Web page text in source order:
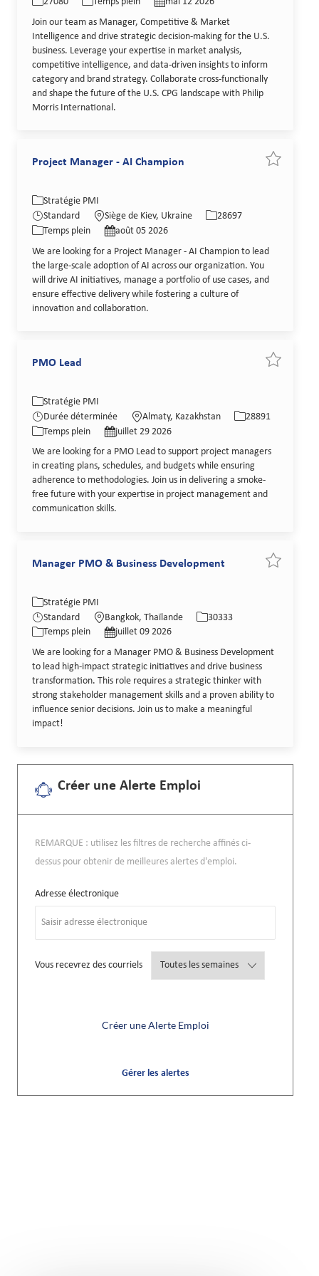
Join our team as Manager, Competitive & Market
Intelligence and drive strategic decision-making for the U.S.
business. Leverage your expertise in market analysis,
competitive intelligence, and data-driven insights to inform
category and brand strategy. Collaborate cross-functionally
and shape the future of the U.S. CPG landscape with Philip
Morris International.
Project Manager - AI Champion
Catégorie
Stratégie PMI
Standard
Lieu
Siège de Kiev, Ukraine
28697
Type de poste
Temps plein
Date de publication
août 05 2026
We are looking for a Project Manager - AI Champion to lead
the large-scale adoption of AI across our organization. You
will drive AI initiatives, manage a portfolio of use cases, and
ensure effective delivery while fostering a culture of
innovation and collaboration.
PMO Lead
Catégorie
Stratégie PMI
Durée déterminée
Almaty, Kazakhstan
28891
Type de poste
Temps plein
Date de publication
juillet 29 2026
We are looking for a PMO Lead to support project managers
in creating plans, schedules, and budgets while ensuring
adherence to methodologies. Join us in delivering a smoke-
free future with your expertise in project management and
communication skills.
Manager PMO & Business Development
Catégorie
Stratégie PMI
Standard
Lieu
Bangkok, Thaïlande
30333
Type de poste
Temps plein
Date de publication
juillet 09 2026
We are looking for a Manager PMO & Business Development
to lead high-impact strategic initiatives and drive business
transformation. This role requires a strategic thinker with
strong stakeholder management skills and a proven ability to
influence senior decisions. Join us to make a meaningful
impact!
Créer une Alerte Emploi
REMARQUE : utilisez les filtres de recherche affinés ci-
dessus pour obtenir de meilleures alertes d'emploi.
Adresse électroniqueRequired
Vous recevrez des courrielsRequired
Créer une Alerte Emploi
Gérer les alertes